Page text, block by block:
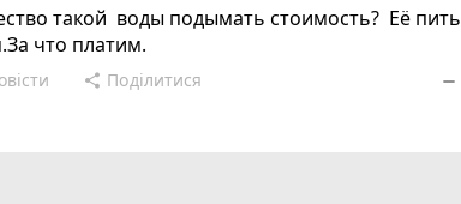
такой воды подымать стоимость? Её пить
что платим.
share Поділитися remove